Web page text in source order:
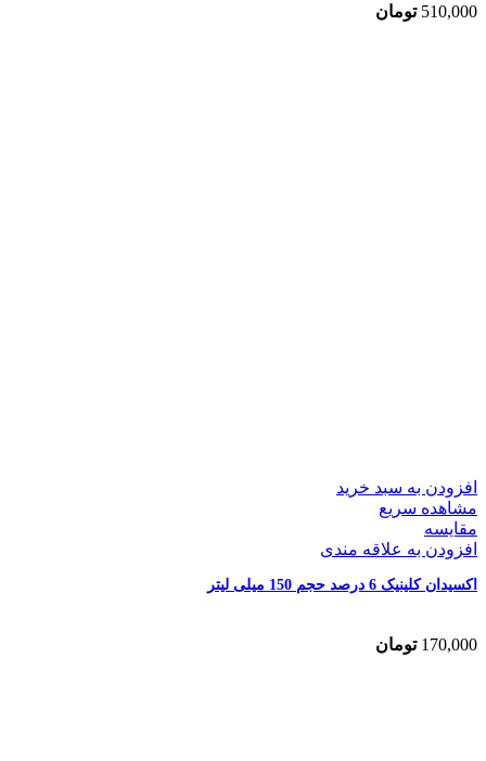
510,000 تومان
افزودن به سبد خرید
مشاهده سریع
مقایسه
افزودن به علاقه مندی
اکسیدان کلینیک 6 درصد حجم 150 میلی لیتر
170,000 تومان